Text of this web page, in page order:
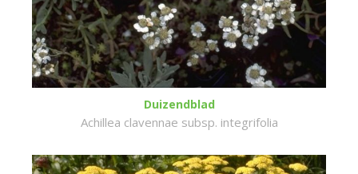
Duizendblad
Achillea clavennae subsp. integrifolia